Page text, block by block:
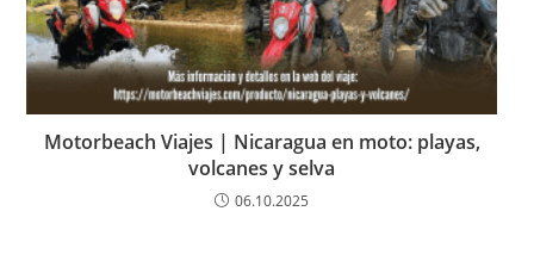
Motorbeach Viajes | Nicaragua en moto: playas,
volcanes y selva
06.10.2025